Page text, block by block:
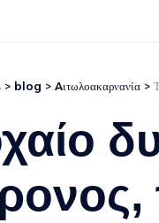
> blog > Aιτωλοακαρνανία >